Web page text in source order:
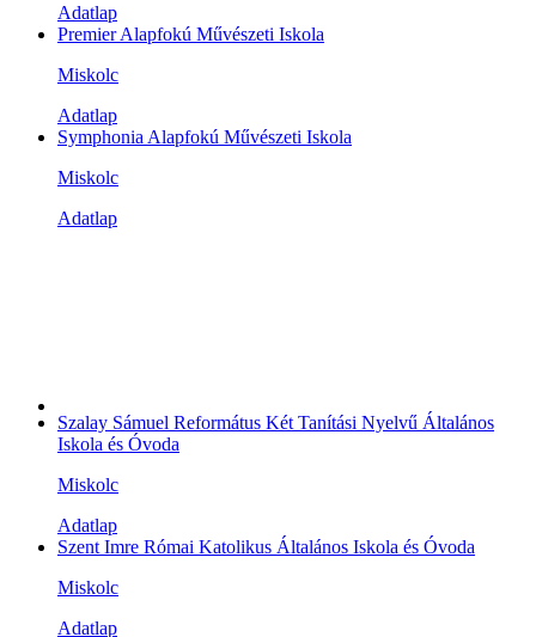
Adatlap
Premier Alapfokú Művészeti Iskola
Miskolc
Adatlap
Symphonia Alapfokú Művészeti Iskola
Miskolc
Adatlap
Szalay Sámuel Református Két Tanítási Nyelvű Általános
Iskola és Óvoda
Miskolc
Adatlap
Szent Imre Római Katolikus Általános Iskola és Óvoda
Miskolc
Adatlap